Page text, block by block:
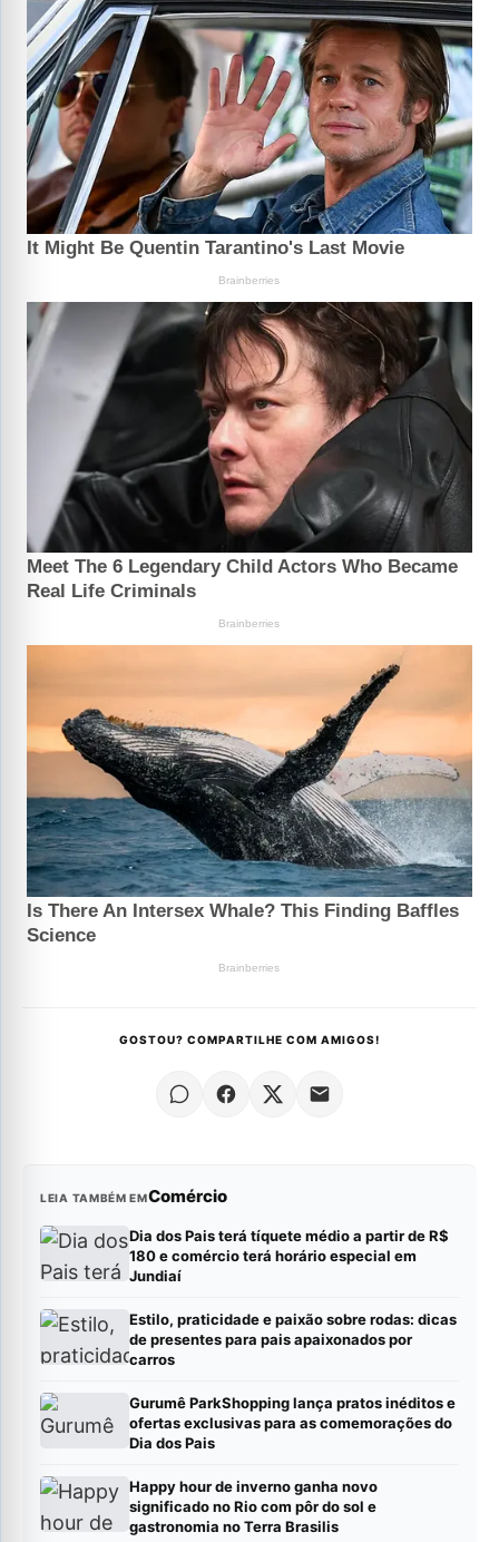
GOSTOU? COMPARTILHE COM AMIGOS!
LEIA TAMBÉM EMComércio
Dia dos Pais terá tíquete médio a partir de R$
180 e comércio terá horário especial em
Jundiaí
Estilo, praticidade e paixão sobre rodas: dicas
de presentes para pais apaixonados por
carros
Gurumê ParkShopping lança pratos inéditos e
ofertas exclusivas para as comemorações do
Dia dos Pais
Happy hour de inverno ganha novo
significado no Rio com pôr do sol e
gastronomia no Terra Brasilis